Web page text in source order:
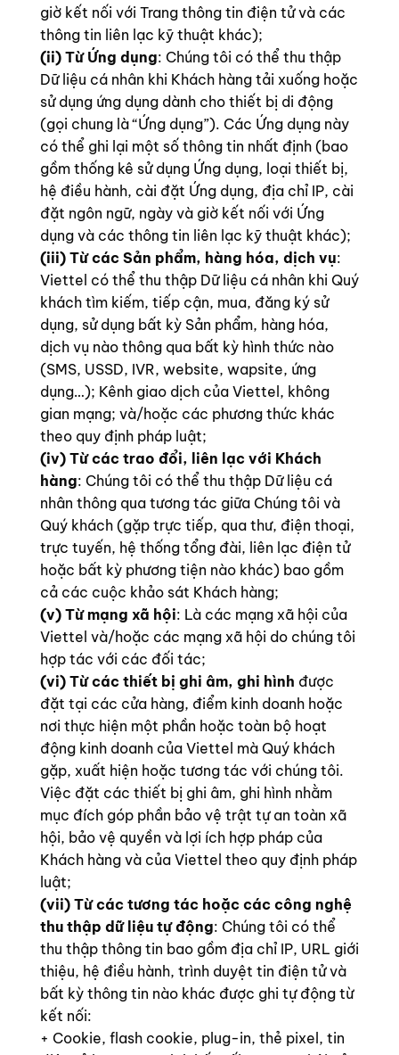
giờ kết nối với Trang thông tin điện tử và các
thông tin liên lạc kỹ thuật khác);
(ii) Từ Ứng dụng: Chúng tôi có thể thu thập
Dữ liệu cá nhân khi Khách hàng tải xuống hoặc
sử dụng ứng dụng dành cho thiết bị di động
(gọi chung là “Ứng dụng”). Các Ứng dụng này
có thể ghi lại một số thông tin nhất định (bao
gồm thống kê sử dụng Ứng dụng, loại thiết bị,
hệ điều hành, cài đặt Ứng dụng, địa chỉ IP, cài
đặt ngôn ngữ, ngày và giờ kết nối với Ứng
dụng và các thông tin liên lạc kỹ thuật khác);
(iii) Từ các Sản phẩm, hàng hóa, dịch vụ:
Viettel có thể thu thập Dữ liệu cá nhân khi Quý
khách tìm kiếm, tiếp cận, mua, đăng ký sử
dụng, sử dụng bất kỳ Sản phẩm, hàng hóa,
dịch vụ nào thông qua bất kỳ hình thức nào
(SMS, USSD, IVR, website, wapsite, ứng
dụng…); Kênh giao dịch của Viettel, không
gian mạng; và/hoặc các phương thức khác
theo quy định pháp luật;
(iv) Từ các trao đổi, liên lạc với Khách
hàng: Chúng tôi có thể thu thập Dữ liệu cá
nhân thông qua tương tác giữa Chúng tôi và
Quý khách (gặp trực tiếp, qua thư, điện thoại,
trực tuyến, hệ thống tổng đài, liên lạc điện tử
hoặc bất kỳ phương tiện nào khác) bao gồm
cả các cuộc khảo sát Khách hàng;
(v) Từ mạng xã hội: Là các mạng xã hội của
Viettel và/hoặc các mạng xã hội do chúng tôi
hợp tác với các đối tác;
(vi) Từ các thiết bị ghi âm, ghi hình được
đặt tại các cửa hàng, điểm kinh doanh hoặc
nơi thực hiện một phần hoặc toàn bộ hoạt
động kinh doanh của Viettel mà Quý khách
gặp, xuất hiện hoặc tương tác với chúng tôi.
Việc đặt các thiết bị ghi âm, ghi hình nhằm
mục đích góp phần bảo vệ trật tự an toàn xã
hội, bảo vệ quyền và lợi ích hợp pháp của
Khách hàng và của Viettel theo quy định pháp
luật;
(vii) Từ các tương tác hoặc các công nghệ
thu thập dữ liệu tự động: Chúng tôi có thể
thu thập thông tin bao gồm địa chỉ IP, URL giới
thiệu, hệ điều hành, trình duyệt tin điện tử và
bất kỳ thông tin nào khác được ghi tự động từ
kết nối:
+ Cookie, flash cookie, plug-in, thẻ pixel, tin